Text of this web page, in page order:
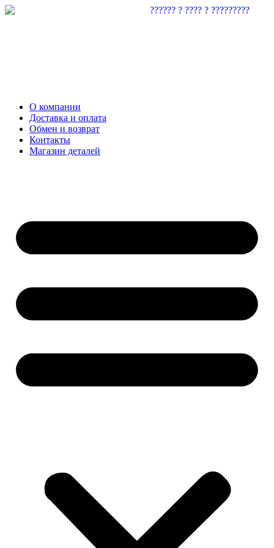
О компании
Доставка и оплата
Обмен и возврат
Контакты
Магазин деталей